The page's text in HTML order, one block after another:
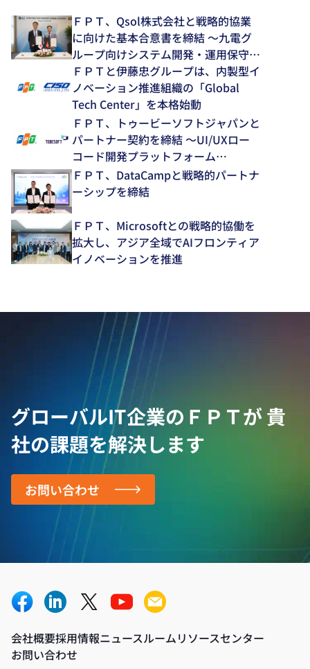
ＦＰＴ、Qsol株式会社と戦略的協業
に向けた基本合意書を締結 ～九電グ
ループ向けシステム開発・運用保守領
域で中長期的な協業を推進～
ＦＰＴと伊藤忠グループは、内製型イ
ノベーション推進組織の「Global
Tech Center」を本格始動
ＦＰＴ、トゥービーソフトジャパンと
パートナー契約を締結 ～UI/UXロー
コード開発プラットフォーム
「NEXACRO」の技術支援体制を強化
～
ＦＰＴ、DataCampと戦略的パートナ
ーシップを締結
ＦＰＴ、Microsoftとの戦略的協働を
拡大し、アジア全域でAIフロンティア
イノベーションを推進
グローバルIT企業のＦＰＴが貴
社の課題を解決します
お問い合わせ
会社概要採用情報ニュースルームリソースセンター
お問い合わせ